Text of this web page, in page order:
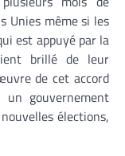
Unies même si les
est appuyé par la
brillé de leur
de cet accord
gouvernement
élections,